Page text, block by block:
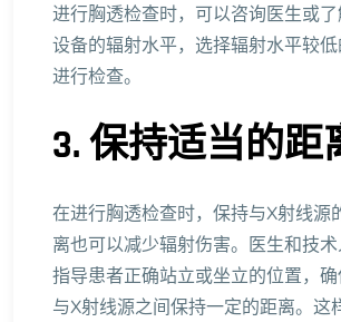
进行胸透检查时，可以咨询医生或
设备的辐射水平，选择辐射水平较
进行检查。
3. 保持适当的距
在进行胸透检查时，保持与X射线源
离也可以减少辐射伤害。医生和技
指导患者正确站立或坐立的位置，
与X射线源之间保持一定的距离。这